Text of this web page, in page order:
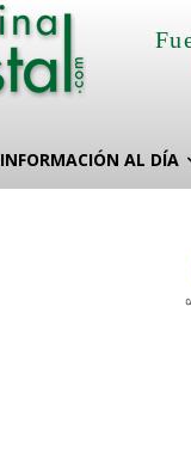
INFORMACIÓN AL DÍA